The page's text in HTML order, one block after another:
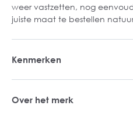
weer vastzetten, nog
juiste maat te bestellen
Kenmerken
Over het merk